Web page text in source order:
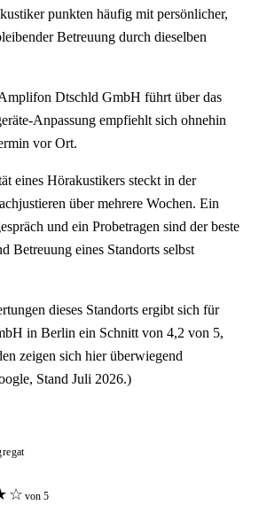
punkten häufig mit persönlicher,
Betreuung durch dieselben
Dtschld GmbH führt über das
Anpassung empfiehlt sich ohnehin
vor Ort.
eines Hörakustikers steckt in der
über mehrere Wochen. Ein
und ein Probetragen sind der beste
Betreuung eines Standorts selbst
dieses Standorts ergibt sich für
in Berlin ein Schnitt von 4,2 von 5,
zeigen sich hier überwiegend
Stand Juli 2026.)
☆ von 5